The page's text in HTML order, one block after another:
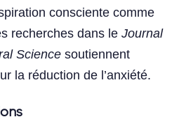
consciente comme
recherches dans le Journal
Science soutiennent
la réduction de l’anxiété.